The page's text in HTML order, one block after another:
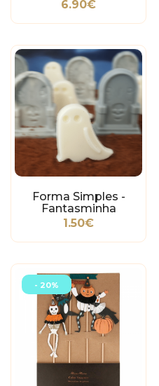
6.90€
Forma Simples -
Fantasminha
1.50€
- 20%